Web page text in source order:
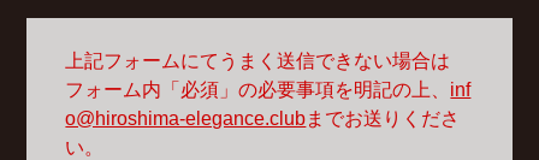
上記フォームにてうまく送信できない場合は
フォーム内「必須」の必要事項を明記の上、 inf
o@hiroshima-elegance.clubまでお送りくださ
い。